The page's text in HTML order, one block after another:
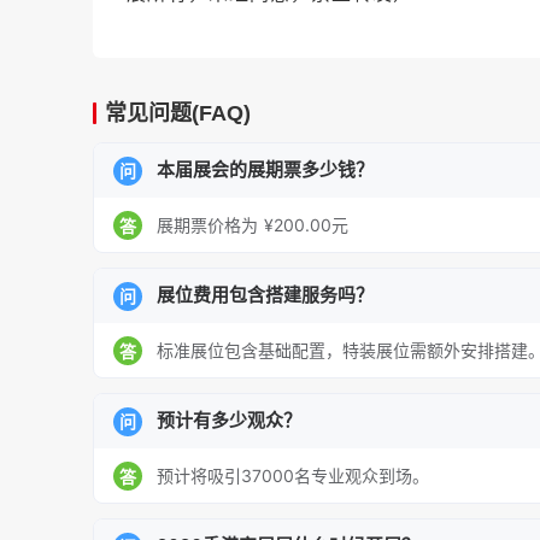
常见问题(FAQ)
问 本届展会的展期票多少钱？
答 展期票价格为 ¥200.00元
问 展位费用包含搭建服务吗？
答 标准展位包含基础配置，特装展位需额外安排搭建
问 预计有多少观众？
答 预计将吸引37000名专业观众到场。